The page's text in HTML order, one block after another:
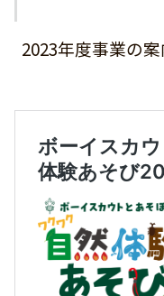
2023年度事業の